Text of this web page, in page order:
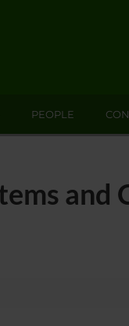
PEOPLE
and